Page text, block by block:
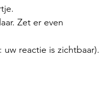
Zet er even
reactie is zichtbaar).